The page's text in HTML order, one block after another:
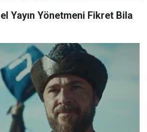
Yayın Yönetmeni Fikret Bila